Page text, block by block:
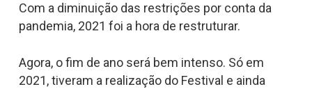
Com a diminuição das restrições por conta da
pandemia, 2021 foi a hora de restruturar.
Agora, o fim de ano será bem intenso. Só em
2021, tiveram a realização do Festival e ainda